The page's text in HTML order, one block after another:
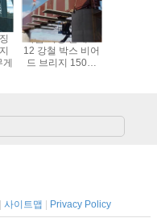
바람 저항 클래스
12 강철 박스 비어
드 브리지 150톤
사이트맵 Privacy Policy